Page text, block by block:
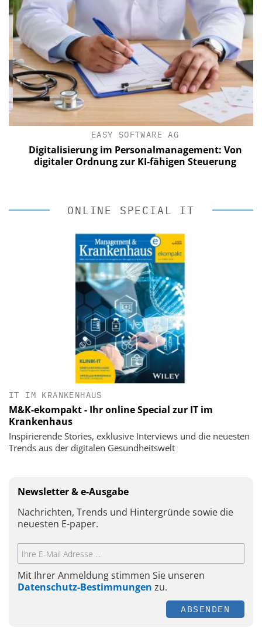
EASY SOFTWARE AG
Digitalisierung im Personalmanagement: Von
digitaler Ordnung zur KI-fähigen Steuerung
ONLINE SPECIAL IT
IT IM KRANKENHAUS
M&K-ekompakt - Ihr online Special zur IT im
Krankenhaus
Inspirierende Stories, exklusive Interviews und die neuesten
Trends aus der digitalen Gesundheitswelt
Newsletter & e-Ausgabe
Nachrichten, Trends und Hintergründe sowie die
neuesten E-paper.
Mit Ihrer Anmeldung stimmen Sie unseren
Datenschutz-Bestimmungen zu.
ABSENDEN